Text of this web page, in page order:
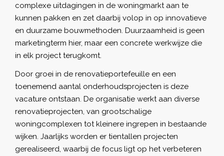
complexe uitdagingen in de woningmarkt aan te
kunnen pakken en zet daarbij volop in op innovatieve
en duurzame bouwmethoden. Duurzaamheid is geen
marketingterm hier, maar een concrete werkwijze die
in elk project terugkomt.
Door groei in de renovatieportefeuille en een
toenemend aantal onderhoudsprojecten is deze
vacature ontstaan. De organisatie werkt aan diverse
renovatieprojecten, van grootschalige
woningcomplexen tot kleinere ingrepen in bestaande
wijken. Jaarlijks worden er tientallen projecten
gerealiseerd, waarbij de focus ligt op het verbeteren